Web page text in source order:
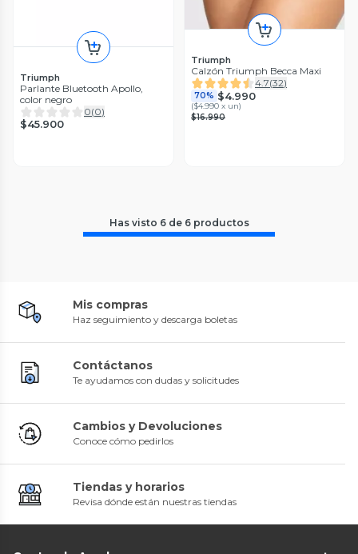
Triumph
Parlante Bluetooth Apollo,
color negro
0(0)
$45.900
Triumph
Calzón Triumph Becca Maxi
4.7(32)
70% $4.990
($4.990 x un)
$16.990
Has visto 6de 6 productos
Mis compras
Haz seguimiento y descarga boletas
Contáctanos
Te ayudamos con dudas y solicitudes
Cambios y Devoluciones
Conoce cómo pedirlos
Tiendas y horarios
Revisa dónde están nuestras tiendas